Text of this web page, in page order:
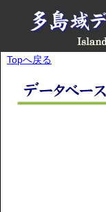
Topへ戻る